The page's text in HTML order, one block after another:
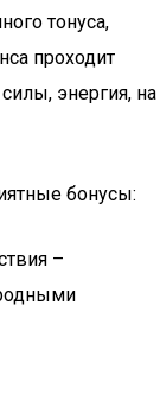
тонуса,
проходит
энергия, на
бонусы:
–